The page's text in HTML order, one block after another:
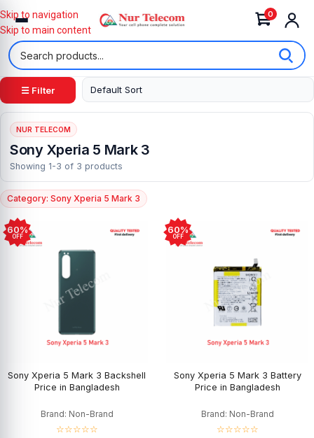
0
Skip to navigation
Skip to main content
☰ Filter
NUR TELECOM
Sony Xperia 5 Mark 3
Showing 1-3 of 3 products
Category: Sony Xperia 5 Mark 3
60%
OFF
Sony Xperia 5 Mark 3 Backshell
Price in Bangladesh
Brand: Non-Brand
☆☆☆☆☆
60%
OFF
Sony Xperia 5 Mark 3 Battery
Price in Bangladesh
Brand: Non-Brand
☆☆☆☆☆